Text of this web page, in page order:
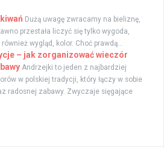
Dużą uwagę zwracamy na bieliznę,
przestała liczyć się tylko wygoda,
wygląd, kolor. Choć prawdą...
– jak zorganizować wieczór
Andrzejki to jeden z najbardziej
w polskiej tradycji, który łączy w sobie
radosnej zabawy. Zwyczaje sięgające